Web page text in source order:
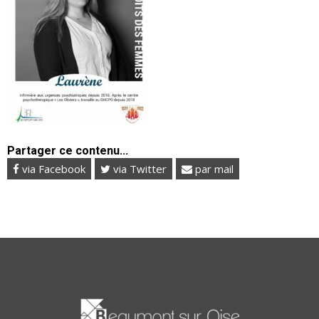
Partager ce contenu...
via Facebook via Twitter par mail